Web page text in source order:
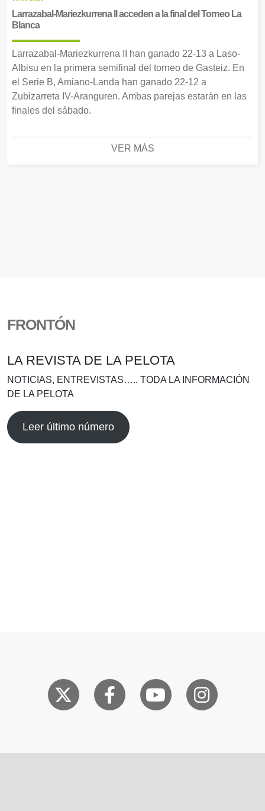
Larrazabal-Mariezkurrena II acceden a la final del Torneo La
Blanca
Larrazabal-Mariezkurrena II han ganado 22-13 a Laso-
Albisu en la primera semifinal del torneo de Gasteiz. En
el Serie B, Amiano-Landa han ganado 22-12 a
Zubizarreta IV-Aranguren. Ambas parejas estarán en las
finales del sábado.
VER MÁS
FRONTÓN
LA REVISTA DE LA PELOTA
NOTICIAS, ENTREVISTAS….. TODA LA INFORMACIÓN
DE LA PELOTA
Leer último número